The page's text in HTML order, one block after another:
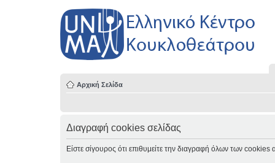
Αρχική Σελίδα
Διαγραφή cookies σελίδας
Είστε σίγουρος ότι επιθυμείτε την διαγραφή όλων των cookies